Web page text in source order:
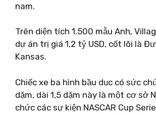
nam.
Trên diện tích 1.500 mẫu Anh,
dự án trị giá 1,2 tỷ USD, cốt lõi là
Kansas.
Chiếc xe ba hình bầu dục có sức
dặm, dài 1,5 dặm này là một cơ sở
chức các sự kiện NASCAR Cup